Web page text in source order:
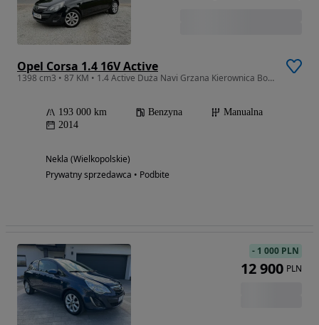
Opel Corsa 1.4 16V Active
1398 cm3 • 87 KM • 1.4 Active Duża Navi Grzana Kierownica Bogata Wersja Bezwypadkowa
193 000 km Benzyna
Manualna
2014
Nekla (Wielkopolskie)
Prywatny sprzedawca • Podbite
- 1 000 PLN
12 900 PLN